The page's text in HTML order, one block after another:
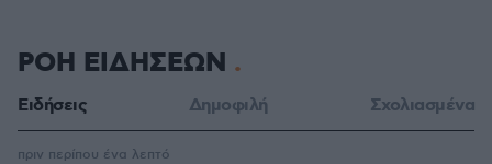
ΡΟΗ ΕΙΔΗΣΕΩΝ
Ειδήσεις Δημοφιλή Σχολιασμένα
πριν περίπου ένα λεπτό